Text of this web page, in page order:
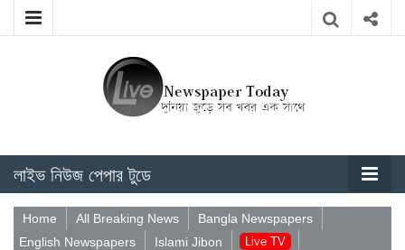
লাইভ নিউজ পেপার টুডে
Home All Breaking News
Bangla Newspapers
English Newspapers
Islami Jibon Live TV